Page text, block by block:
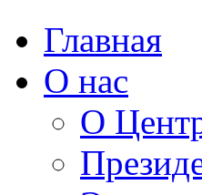
Главная
О нас
О